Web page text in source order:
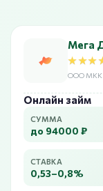
Мега
ООО МКК
Онлайн займ
СУММА
до 94000 ₽
СТАВКА
0,53–0,8%